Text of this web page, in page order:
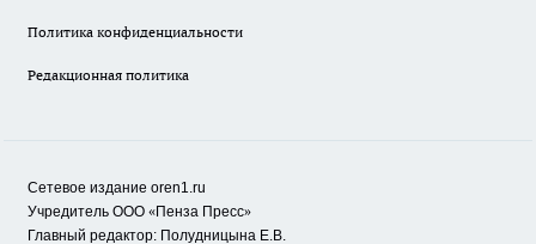
Политика конфиденциальности
Редакционная политика
Сетевое издание oren1.ru
Учредитель ООО «Пенза Пресс»
Главный редактор: Полудницына Е.В.